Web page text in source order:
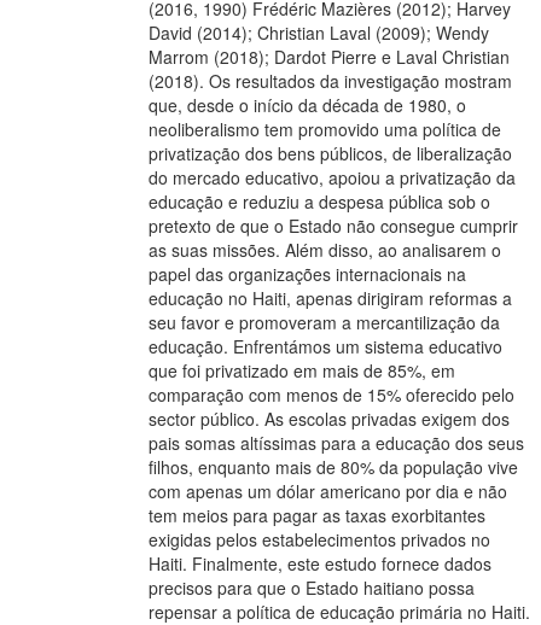
(2016, 1990) Frédéric Mazières (2012); Harvey
David (2014); Christian Laval (2009); Wendy
Marrom (2018); Dardot Pierre e Laval Christian
(2018). Os resultados da investigação mostram
que, desde o início da década de 1980, o
neoliberalismo tem promovido uma política de
privatização dos bens públicos, de liberalização
do mercado educativo, apoiou a privatização da
educação e reduziu a despesa pública sob o
pretexto de que o Estado não consegue cumprir
as suas missões. Além disso, ao analisarem o
papel das organizações internacionais na
educação no Haiti, apenas dirigiram reformas a
seu favor e promoveram a mercantilização da
educação. Enfrentámos um sistema educativo
que foi privatizado em mais de 85%, em
comparação com menos de 15% oferecido pelo
sector público. As escolas privadas exigem dos
pais somas altíssimas para a educação dos seus
filhos, enquanto mais de 80% da população vive
com apenas um dólar americano por dia e não
tem meios para pagar as taxas exorbitantes
exigidas pelos estabelecimentos privados no
Haiti. Finalmente, este estudo fornece dados
precisos para que o Estado haitiano possa
repensar a política de educação primária no Haiti.